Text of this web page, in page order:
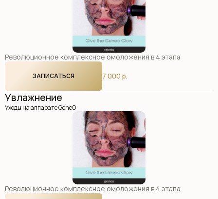
Революционное комплексное омоложения в 4 этапа
7 000 р.
ЗАПИСАТЬСЯ
Увлажнение
Уходы на аппарате GeneO
Революционное комплексное омоложения в 4 этапа